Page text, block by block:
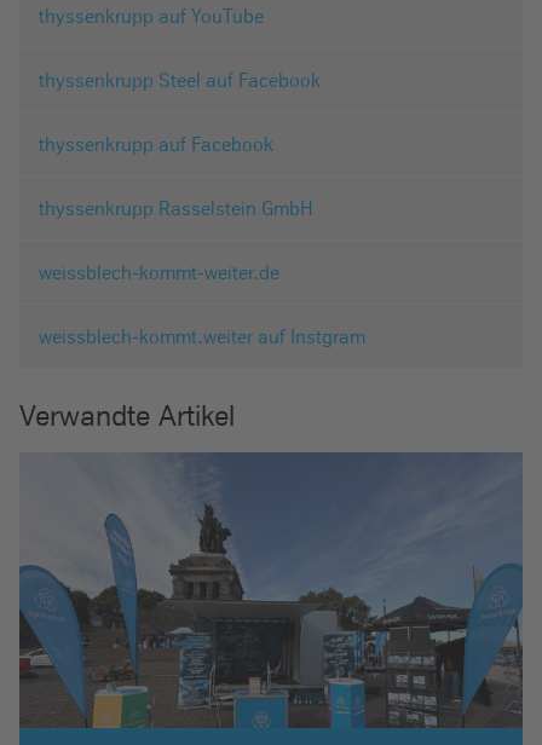
thyssenkrupp auf YouTube
thyssenkrupp Steel auf Facebook
thyssenkrupp auf Facebook
thyssenkrupp Rasselstein GmbH
weissblech-kommt-weiter.de
weissblech-kommt.weiter auf Instgram
Verwandte Artikel